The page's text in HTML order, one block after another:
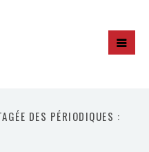
DES PÉRIODIQUES :